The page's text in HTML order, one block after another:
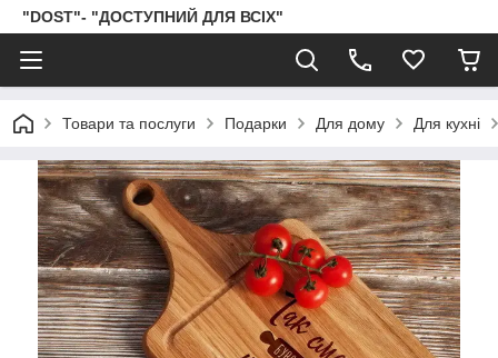
"DOST"- "ДОСТУПНИЙ ДЛЯ ВСІХ"
Товари та послуги Подарки Для дому Для кухні